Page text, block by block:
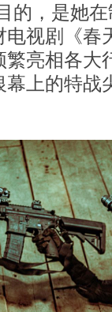
的，是她
电视剧《
繁亮相各
上的特战